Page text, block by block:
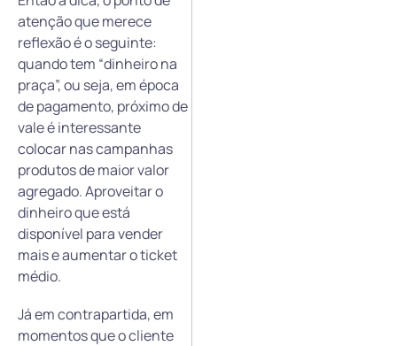
atenção que merece
reflexão é o seguinte:
quando tem “dinheiro na
praça”, ou seja, em época
de pagamento, próximo de
vale é interessante
colocar nas campanhas
produtos de maior valor
agregado. Aproveitar o
dinheiro que está
disponível para vender
mais e aumentar o ticket
médio.
Já em contrapartida, em
momentos que o cliente